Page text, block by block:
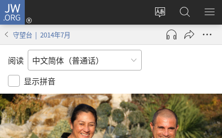
JW.ORG
更
改
网
登
录
（打
搜
索
JW.ORG
显
守望台 | 2014年7月
阅读
显示拼音